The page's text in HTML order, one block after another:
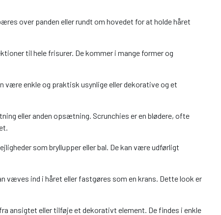
over panden eller rundt om hovedet for at holde håret
til hele frisurer. De kommer i mange former og
være enkle og praktisk usynlige eller dekorative og et
eller anden opsætning. Scrunchies er en blødere, ofte
som bryllupper eller bal. De kan være udførligt
væves ind i håret eller fastgøres som en krans. Dette look er
ansigtet eller tilføje et dekorativt element. De findes i enkle